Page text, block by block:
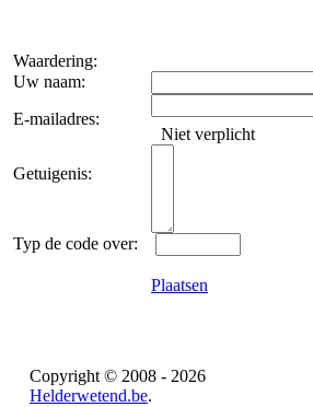
Waardering:
Uw naam:
E-mailadres:
Niet verplicht
Getuigenis:
Typ de code over:
Plaatsen
Copyright © 2008 - 2026
Helderwetend.be.